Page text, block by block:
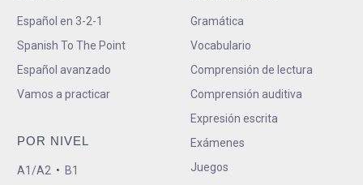
Español en 3-2-1
Spanish To The Point
Español avanzado
Vamos a practicar
POR NIVEL
A1/A2 • B1
Gramática
Vocabulario
Comprensión de lectura
Comprensión auditiva
Expresión escrita
Exámenes
Juegos